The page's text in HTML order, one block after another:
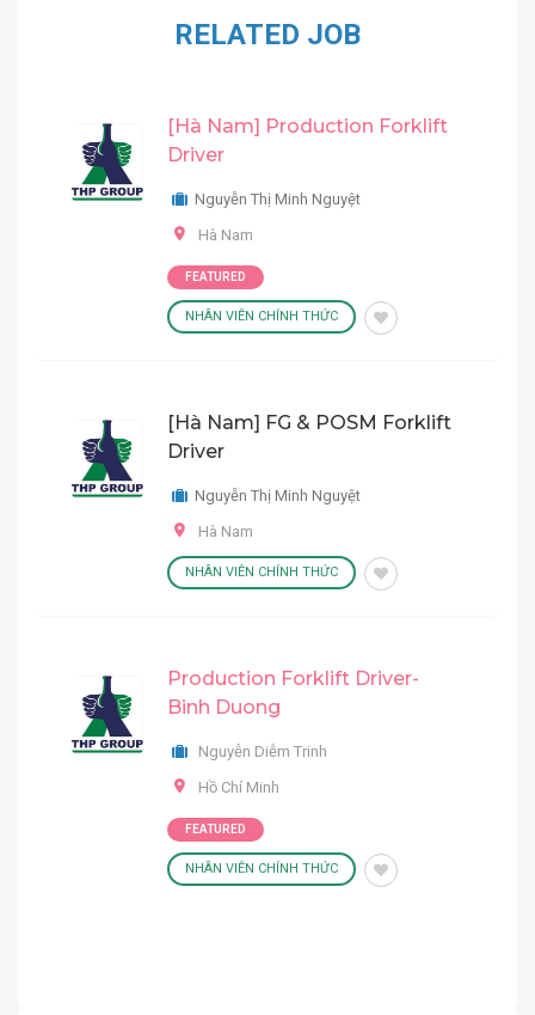
RELATED JOB
[Hà Nam] Production Forklift
Driver
Nguyễn Thị Minh Nguyệt
Hà Nam
FEATURED
NHÂN VIÊN CHÍNH THỨC
[Hà Nam] FG & POSM Forklift
Driver
Nguyễn Thị Minh Nguyệt
Hà Nam
NHÂN VIÊN CHÍNH THỨC
Production Forklift Driver-
Binh Duong
Nguyễn Diễm Trinh
Hồ Chí Minh
FEATURED
NHÂN VIÊN CHÍNH THỨC